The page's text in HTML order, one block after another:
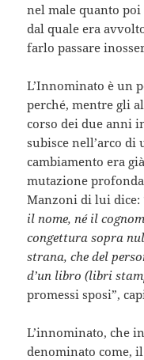
nel male quanto poi
dal quale era
farlo passare
L’Innominato è un
perché, mentre gli
corso dei due anni
subisce nell’arco di
cambiamento era
mutazione
Manzoni di lui dice:
il nome, né il
congettura sopra
strana, che del
d’un libro (libri
promessi sposi”,
L’innominato, che
denominato come,